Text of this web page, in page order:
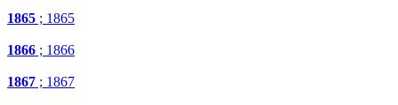
1865 ; 1865
1866 ; 1866
1867 ; 1867